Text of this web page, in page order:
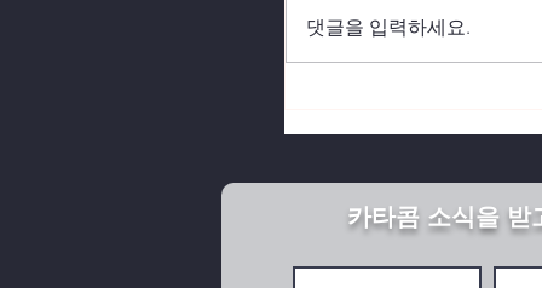
북한의 깨어진 가정이
댓글을 입력하세요.
카타콤 소식을 받